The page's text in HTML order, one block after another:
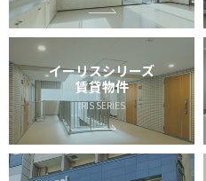
イーリスシリーズ
賃貸物件
IRIS SERIES